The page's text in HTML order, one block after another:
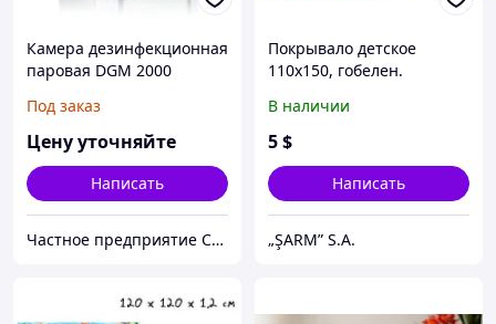
Камера дезинфекционная
паровая DGM 2000
Под заказ
Цену уточняйте
Написать
Частное предприятие София Мед
Покрывало детское
110х150, гобелен.
В наличии
5$
Написать
„ŞARM” S.A.